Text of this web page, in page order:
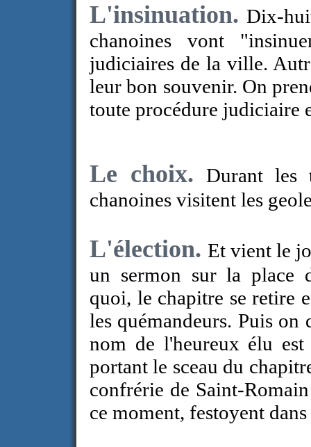
L'insinuation. Dix-
chanoines vont
judiciaires de la ville.
leur bon souvenir. On
toute procédure judiciaire
Le choix.Durant les
chanoines visitent les
L'élection.Et vient le
un sermon sur la place
quoi, le chapitre se retire
les quémandeurs. Puis
nom de l'heureux élu
portant le sceau du
confrérie de Saint-
ce moment, festoyent